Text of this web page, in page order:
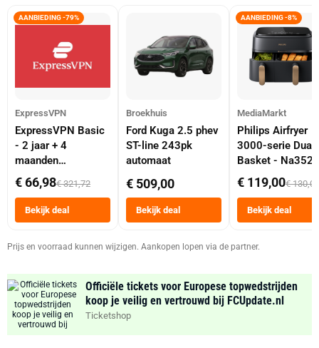
AANBIEDING -79%
ExpressVPN
ExpressVPN Basic
- 2 jaar + 4
maanden
abonnement
€ 66,98€ 321,72
Bekijk deal
Broekhuis
Ford Kuga 2.5 phev
ST-line 243pk
automaat
€ 509,00
Bekijk deal
AANBIEDING -8%
MediaMarkt
Philips Airfryer
3000-serie Dual
Basket -
Dubbele Mand 9
Tot 6 Personen
Heteluchtfriteuse
Zwart
€ 119,00€ 130,00
Bekijk deal
Prijs en voorraad kunnen wijzigen. Aankopen lopen via de partner.
Officiële tickets voor Europese topwedstrijden
koop je veilig en vertrouwd bij FCUpdate.nl
Ticketshop